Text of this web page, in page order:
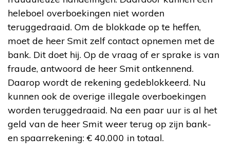
heleboel overboekingen niet worden
teruggedraaid. Om de blokkade op te heffen,
moet de heer Smit zelf contact opnemen met de
bank. Dit doet hij. Op de vraag of er sprake is van
fraude, antwoord de heer Smit ontkennend.
Daarop wordt de rekening gedeblokkeerd. Nu
kunnen ook de overige illegale overboekingen
worden teruggedraaid. Na een paar uur is al het
geld van de heer Smit weer terug op zijn bank-
en spaarrekening: € 40.000 in totaal.